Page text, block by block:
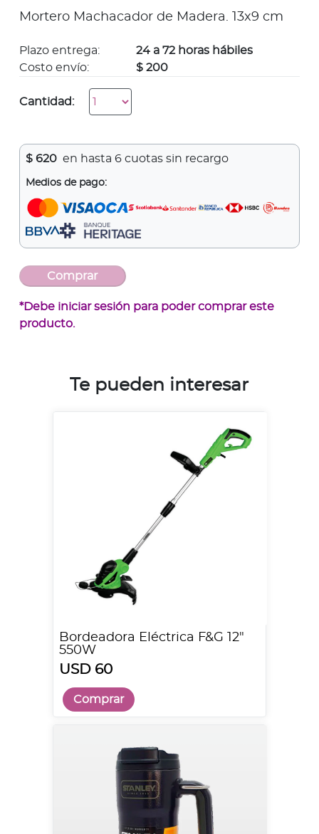
Mortero Machacador de Madera. 13x9 cm
Plazo entrega:
24 a 72 horas hábiles
Costo envío:
$ 200
Cantidad:
$ 620 en hasta 6 cuotas sin recargo
Medios de pago:
*Debe iniciar sesión para poder comprar este
producto.
Te pueden interesar
Bordeadora Eléctrica F&G 12"
550W
USD 60
Comprar